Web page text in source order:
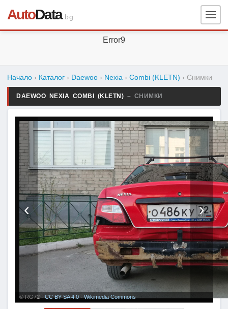
AutoData.bg
Error9
Начало › Каталог › Daewoo › Nexia › Combi (KLETN) › Снимки
DAEWOO NEXIA COMBI (KLETN) – СНИМКИ
© RG72 · CC BY-SA 4.0 · Wikimedia Commons
‹ ›